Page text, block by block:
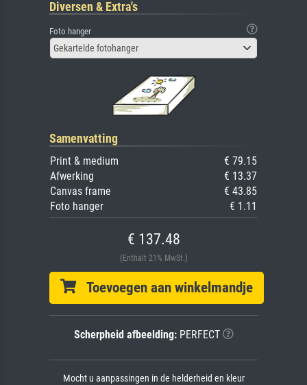
Diversen & Extra's
Foto hanger
Gekartelde fotohanger
Samenvatting
Print & medium
€ 79.15
Afwerking
€ 13.37
Canvas frame
€ 43.85
Foto hanger
€ 1.11
€ 137.48
(Enthält 21% MwSt.)
Toevoegen aan winkelmandje
Scherpheid afbeelding:PERFECT
Mocht u aanpassingen in de helderheid en kleur